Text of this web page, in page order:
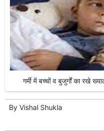
गर्मी में बच्चों व बुजुर्गों का
By Vishal Shukla